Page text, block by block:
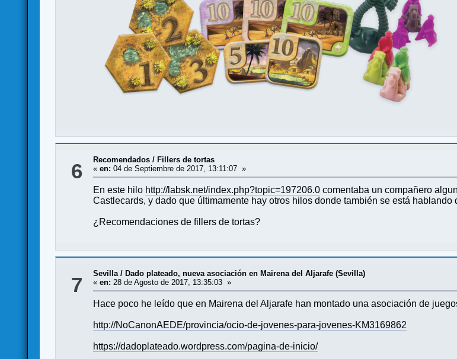
6 Recomendados / Fillers de tortas
«en: 04 de Septiembre de 2017, 13:11:07 »
En este hilo http://labsk.net/index.php?topic=197206.0 comentaba un compañero
Castlecards, y dado que últimamente hay otros hilos donde también se está hablando
¿Recomendaciones de fillers de tortas?
7 Sevilla/ Dado plateado, nueva asociación en Mairena del Aljarafe (Sevilla)
«en: 28 de Agosto de 2017, 13:35:03 »
Hace poco he leído que en Mairena del Aljarafe han montado una asociación de
http://NoCanonAEDE/provincia/ocio-de-jovenes-para-jovenes-KM3169862
https://dadoplateado.wordpress.com/pagina-de-inicio/